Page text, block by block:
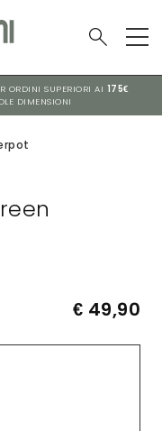
ORDINI SUPERIORI AI 175€
DIMENSIONI
€ 49,90